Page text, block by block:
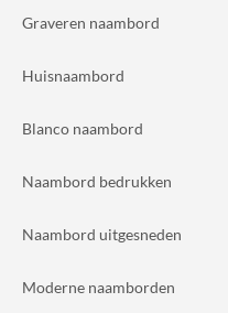
Graveren naambord
Huisnaambord
Blanco naambord
Naambord bedrukken
Naambord uitgesneden
Moderne naamborden